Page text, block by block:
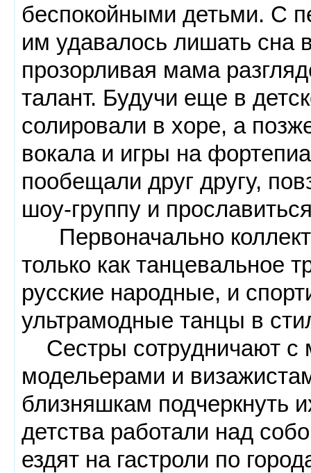
беспокойными детьми. С
им удавалось лишать сна
прозорливая мама
талант. Будучи еще в
солировали в хоре, а
вокала и игры на
пообещали друг другу,
шоу-группу и
Первоначально
только как танцевальное
русские народные, и
ультрамодные танцы в
Сестры сотрудничают с
модельерами и
близняшкам подчеркнуть
детства работали над
ездят на гастроли по